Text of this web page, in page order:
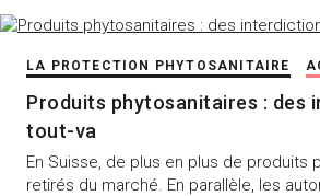
LA PROTECTION PHYTOSANITAIRE
Produits phytosanitaires : des
tout-va
En Suisse, de plus en plus de produits
retirés du marché. En parallèle, les